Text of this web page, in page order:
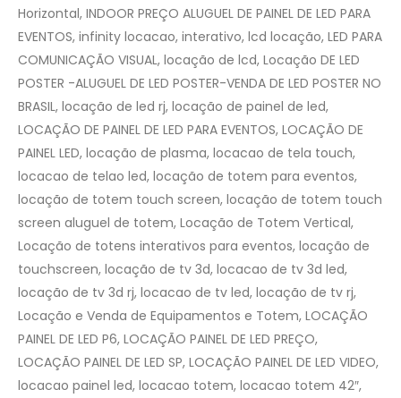
Horizontal, INDOOR PREÇO ALUGUEL DE PAINEL DE LED PARA
EVENTOS, infinity locacao, interativo, lcd locação, LED PARA
COMUNICAÇÃO VISUAL, locação de lcd, Locação DE LED
POSTER -ALUGUEL DE LED POSTER-VENDA DE LED POSTER NO
BRASIL, locação de led rj, locação de painel de led,
LOCAÇÃO DE PAINEL DE LED PARA EVENTOS, LOCAÇÃO DE
PAINEL LED, locação de plasma, locacao de tela touch,
locacao de telao led, locação de totem para eventos,
locação de totem touch screen, locação de totem touch
screen aluguel de totem, Locação de Totem Vertical,
Locação de totens interativos para eventos, locação de
touchscreen, locação de tv 3d, locacao de tv 3d led,
locação de tv 3d rj, locacao de tv led, locação de tv rj,
Locação e Venda de Equipamentos e Totem, LOCAÇÃO
PAINEL DE LED P6, LOCAÇÃO PAINEL DE LED PREÇO,
LOCAÇÃO PAINEL DE LED SP, LOCAÇÃO PAINEL DE LED VIDEO,
locacao painel led, locacao totem, locacao totem 42″,